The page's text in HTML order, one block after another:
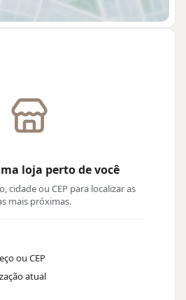
loja perto de você
cidade ou CEP para localizar as
mais próximas.
ou CEP
atual